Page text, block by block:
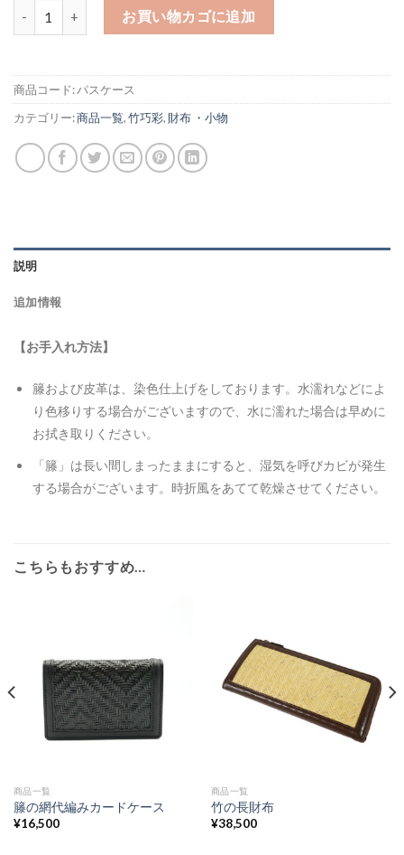
お買い物カゴに追加
商品コード:パスケース
カテゴリー:商品一覧,竹巧彩, 財布 ・小物
説明
追加情報
【お手入れ方法】
籐および皮革は、染色仕上げをしております。水濡れなどによ
り色移りする場合がございますので、水に濡れた場合は早めに
お拭き取りください。
「籐」は長い間しまったままにすると、湿気を呼びカビが発生
する場合がございます。時折風をあてて乾燥させてください。
こちらもおすすめ…
商品一覧
籐の網代編みカードケース
¥16,500
商品一覧
竹の長財布
¥38,500